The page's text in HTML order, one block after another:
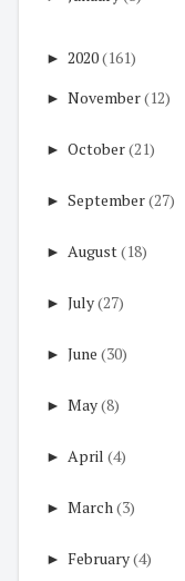
► 2020(161)
► November(12)
► October(21)
► September(27)
► August(18)
► July(27)
► June (30)
► May(8)
► April (4)
► March (3)
► February(4)